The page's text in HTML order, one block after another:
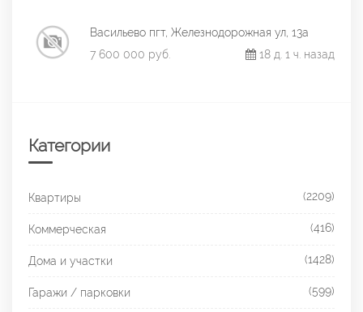
Васильево пгт, Железнодорожная ул, 13а
7 600 000 руб.
18 д. 1 ч. назад
Категории
Квартиры (2209)
Коммерческая (416)
Дома и участки (1428)
Гаражи / парковки (599)